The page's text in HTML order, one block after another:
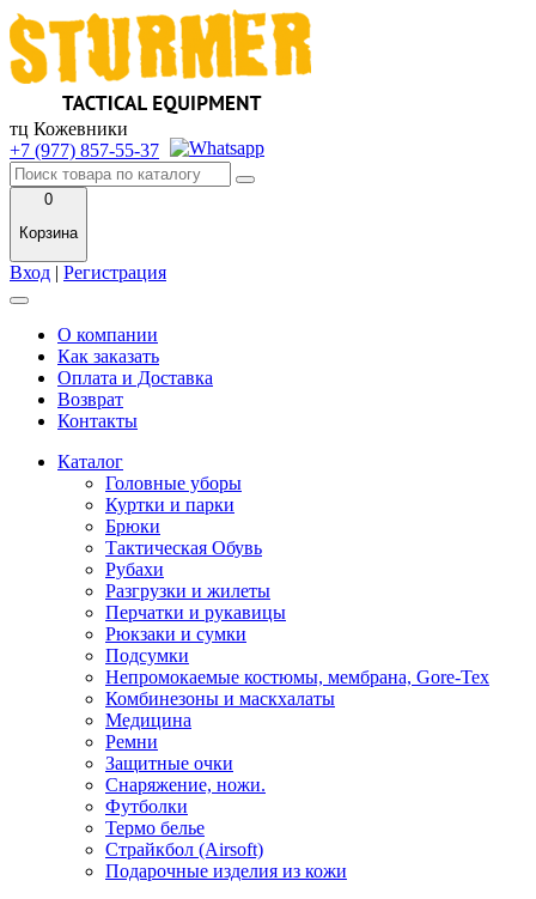
тц Кожевники
+7 (977) 857-55-37
0
Корзина
Вход | Регистрация
О компании
Как заказать
Оплата и Доставка
Возврат
Контакты
Каталог
Головные уборы
Куртки и парки
Брюки
Тактическая Обувь
Рубахи
Разгрузки и жилеты
Перчатки и рукавицы
Рюкзаки и сумки
Подсумки
Непромокаемые костюмы, мембрана, Gore-Tex
Комбинезоны и маскхалаты
Медицина
Ремни
Защитные очки
Снаряжение, ножи.
Футболки
Термо белье
Страйкбол (Airsoft)
Подарочные изделия из кожи